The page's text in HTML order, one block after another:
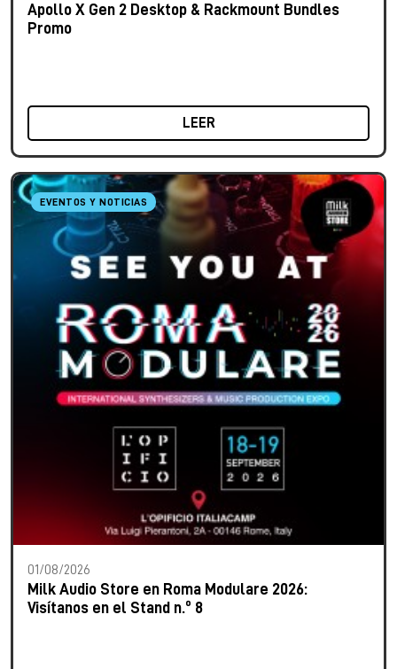
Apollo X Gen 2 Desktop & Rackmount Bundles
Promo
LEER
EVENTOS Y NOTICIAS
01/08/2026
Milk Audio Store en Roma Modulare 2026:
Visítanos en el Stand n.º 8